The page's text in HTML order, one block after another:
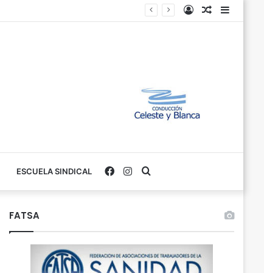
Barra
Variados
Iniciar
ESCUELA SINDICAL Instagram
Facebook
FATSA